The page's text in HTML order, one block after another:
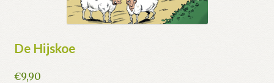
De Hijskoe
€9,90